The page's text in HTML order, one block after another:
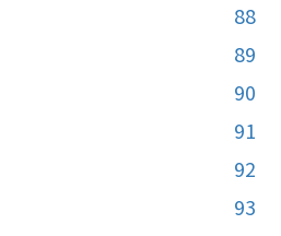
88
89
90
91
92
93